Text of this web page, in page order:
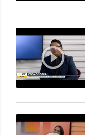
play_circle_outline